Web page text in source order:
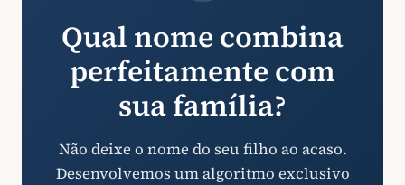
Qual nome combina
perfeitamente com
sua família?
Não deixe o nome do seu filho ao acaso.
Desenvolvemos um algoritmo exclusivo